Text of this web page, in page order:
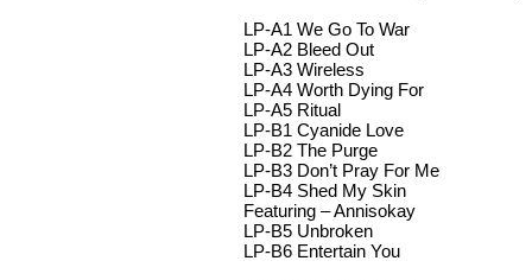
LP-A1 We Go To War
LP-A2 Bleed Out
LP-A3 Wireless
LP-A4 Worth Dying For
LP-A5 Ritual
LP-B1 Cyanide Love
LP-B2 The Purge
LP-B3 Don’t Pray For Me
LP-B4 Shed My Skin
Featuring – Annisokay
LP-B5 Unbroken
LP-B6 Entertain You